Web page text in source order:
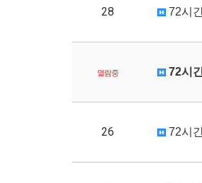
28 72시
열람중 72시
26 72시